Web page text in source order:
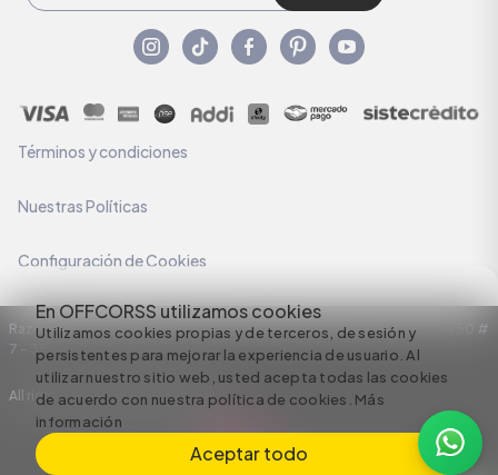
En OFFCORSS utilizamos cookies
Utilizamos cookies propias y de terceros, de sesión y
persistentes para mejorar la experiencia de usuario. Al
utilizar nuestro sitio web, usted acepta todas las cookies
de acuerdo con nuestra política de cookies. Más
información
Aceptar todo
Términos y condiciones
Nuestras Políticas
Configuración de Cookies
Razón Social: C.I HERMECO S.A. NIT: 890924167-6 Dirección: Carrera 50 #
7 – 35
All rights reserved empowered by